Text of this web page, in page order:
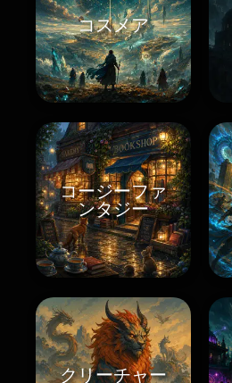
コスメア
コージーファ
ンタジー
クリーチャー